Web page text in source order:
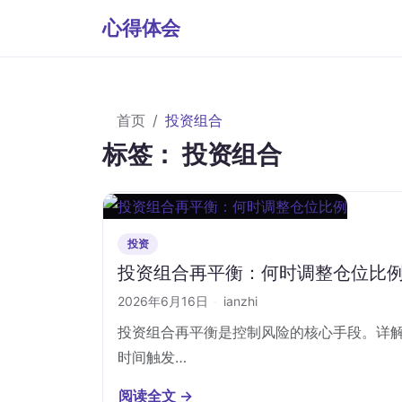
心得体会
首页 投资组合
标签：投资组合
投资
投资组合再平衡：何时调整仓位比
2026年6月16日 ianzhi
投资组合再平衡是控制风险的核心手段。详
时间触发…
阅读全文 →